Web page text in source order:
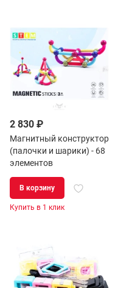
2 830 ₽
Магнитный конструктор
(палочки и шарики) - 68
элементов
В корзину
Купить в 1 клик